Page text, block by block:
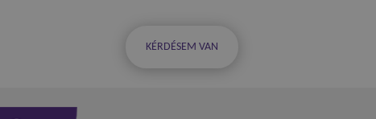
KÉRDÉSEM VAN